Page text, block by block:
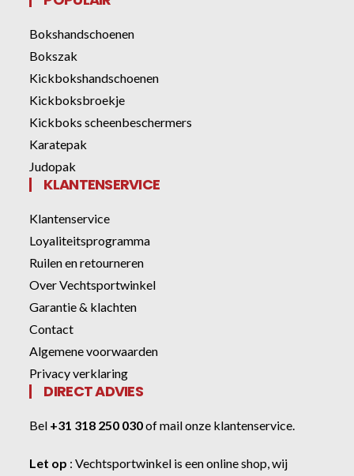
Bokshandschoenen
Bokszak
Kickbokshandschoenen
Kickboksbroekje
Kickboks scheenbeschermers
Karatepak
Judopak
KLANTENSERVICE
Klantenservice
Loyaliteitsprogramma
Ruilen en retourneren
Over Vechtsportwinkel
Garantie & klachten
Contact
Algemene voorwaarden
Privacy verklaring
DIRECT ADVIES
Bel +31 318 250 030ofmail onze klantenservice
Let op :Vechtsportwinkel is een online shop, wij